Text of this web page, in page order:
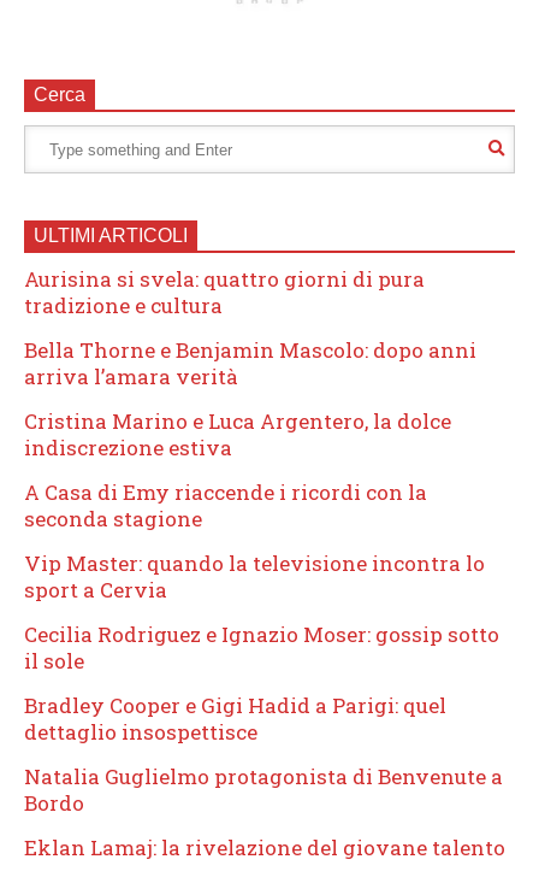
Cerca
ULTIMI ARTICOLI
Aurisina si svela: quattro giorni di pura
tradizione e cultura
Bella Thorne e Benjamin Mascolo: dopo anni
arriva l’amara verità
Cristina Marino e Luca Argentero, la dolce
indiscrezione estiva
A Casa di Emy riaccende i ricordi con la
seconda stagione
Vip Master: quando la televisione incontra lo
sport a Cervia
Cecilia Rodriguez e Ignazio Moser: gossip sotto
il sole
Bradley Cooper e Gigi Hadid a Parigi: quel
dettaglio insospettisce
Natalia Guglielmo protagonista di Benvenute a
Bordo
Eklan Lamaj: la rivelazione del giovane talento